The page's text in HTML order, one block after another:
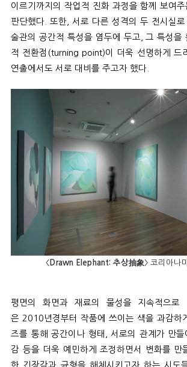
이르기까지의 작업적 진화 과정을 함께 보여
판단했다 또한 서로 다른 성격의 두 전시실로
술관의 공간적 특성을 염두에 두고 ,그 특성을
적 전환점 (turning point)이 더욱 선명하게 드
연출에서도 서로 대비를 주고자 했다
〈Drawn Elephant: 추상抽象〉코리아나
평면의 화면과 재료의 물성을 지속적으로
은 2010 년경부터 작품에 쓰이는 색을 과감하
즈를 통해 공간이나 형태
서로의 관계가 만
감 등을 더욱 예민하게 조정하면서 변화를 만
한 긴장감과 균형을 해체시키고자 하는 시도